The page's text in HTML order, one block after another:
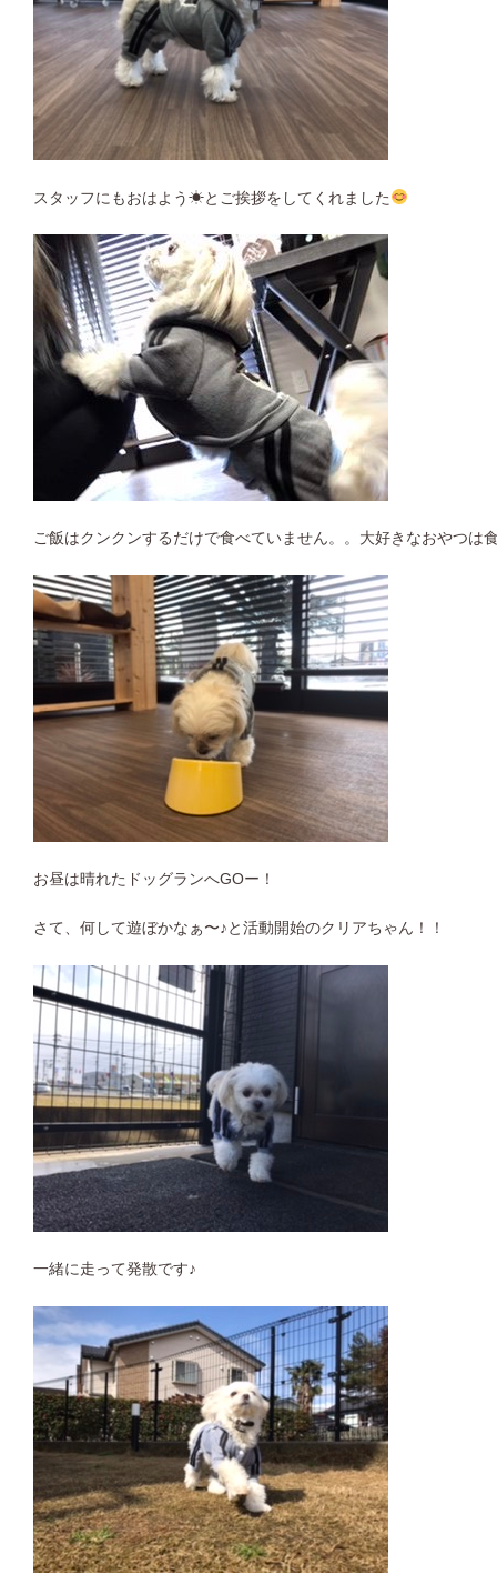
スタッフにもおはよう☀︎とご挨拶をしてくれました
ご飯はクンクンするだけで食べていません。。大好きなおやつは
お昼は晴れたドッグランへGOー！
さて、何して遊ぼかなぁ〜♪と活動開始のクリアちゃん！！
一緒に走って発散です♪